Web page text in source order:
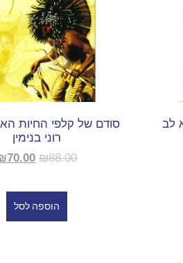
לב
סודם של קלפי החיות
רוני בנימין
₪88.00
70.00
הוספה לסל